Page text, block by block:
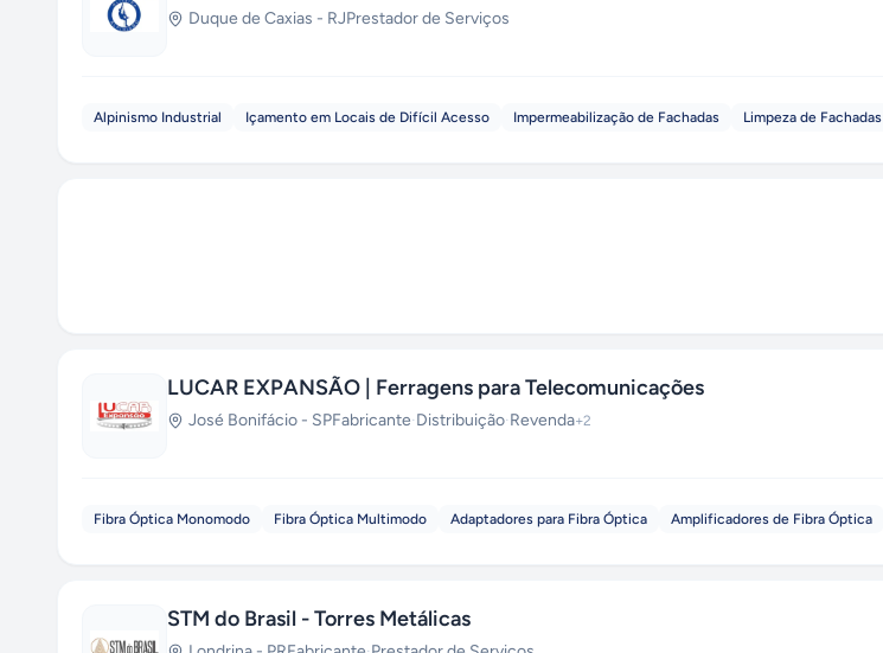
Duque de Caxias - RJPrestador de Serviços
Alpinismo Industrial Içamento em Locais de Difícil Acesso Impermeabilização de Fachadas Limpeza de Fachadas
LUCAR EXPANSÃO | Ferragens para Telecomunicações
José Bonifácio - SPFabricante·Distribuição·Revenda+2
Fibra Óptica Monomodo Fibra Óptica Multimodo Adaptadores para Fibra Óptica Amplificadores de Fibra Óptica
STM do Brasil - Torres Metálicas